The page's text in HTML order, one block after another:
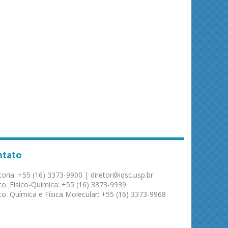
+55 (16) 3373-9900 | diretor@iqsc.usp.br
Físico-Química: +55 (16) 3373-9939
Química e Física Molecular: +55 (16) 3373-9968